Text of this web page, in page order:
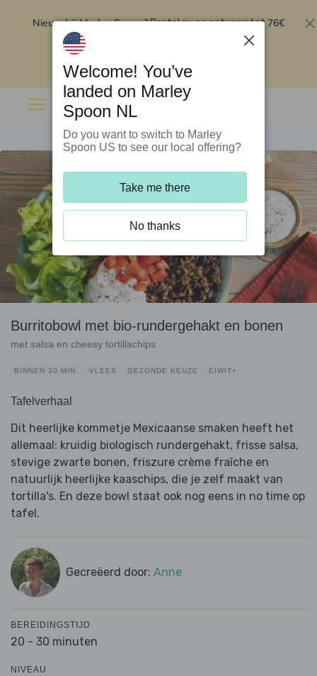
Nieuw bij Marley Spoon?Bestel nu en ontvang tot 76€
Burritobowl met bio-rundergehakt en bonen
met salsa en cheesy tortillachips
BINNEN 30 MIN. VLEES GEZONDE KEUZE EIWIT+
Tafelverhaal
Dit heerlijke kommetje Mexicaanse smaken heeft het
allemaal: kruidig biologisch rundergehakt, frisse salsa,
stevige zwarte bonen, friszure crème fraîche en
natuurlijk heerlijke kaaschips, die je zelf maakt van
tortilla's. En deze bowl staat ook nog eens in no time op
tafel.
Gecreëerd door: Anne
BEREIDINGSTIJD
20 - 30 minuten
NIVEAU
Welcome! You’ve
landed on Marley
Spoon NL
Do you want to switch to Marley
Spoon US to see our local offering?
Take me there
No thanks